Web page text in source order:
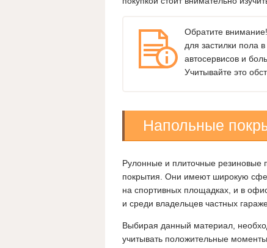
Обратите
для застилки пола
автосервисов и
Учитывайте это
Напольные
Рулонные и плиточные резиновые
покрытия. Они имеют широкую
на спортивных площадках, и в
и среди владельцев частных
Выбирая данный материал,
учитывать положительные